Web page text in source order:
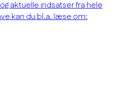
aktuelle indsatser fra hele
kan du bl.a. læse om: